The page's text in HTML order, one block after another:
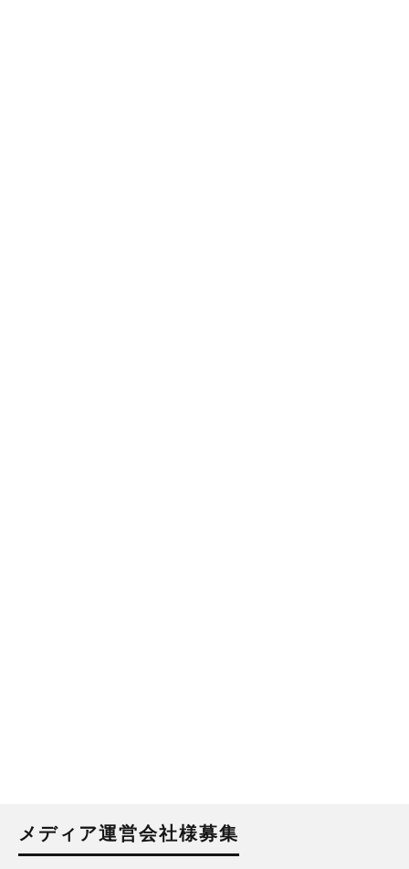
メディア運営会社様募集